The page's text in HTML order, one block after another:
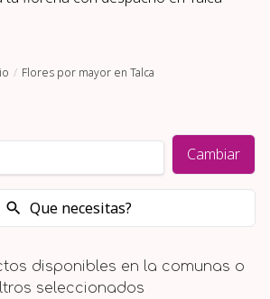
Flores por mayor en Talca
Cambiar
Que necesitas?
disponibles en la comunas o
seleccionados